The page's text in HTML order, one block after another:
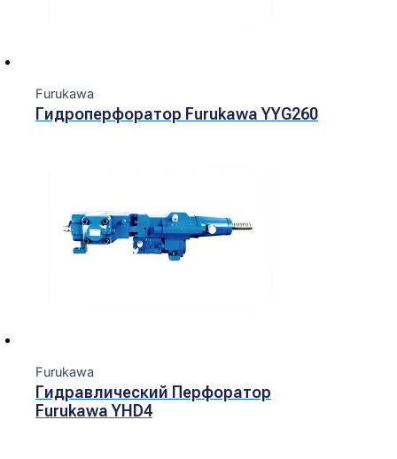
Furukawa
Гидроперфоратор Furukawa YYG260
Furukawa
Гидравлический Перфоратор
Furukawa YHD4